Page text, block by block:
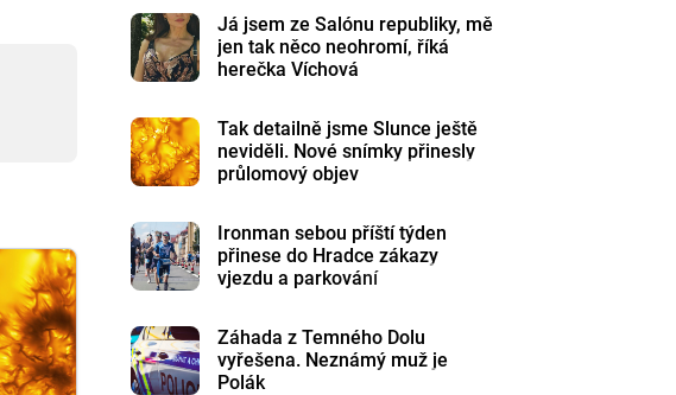
Já jsem ze Salónu republiky, mě
jen tak něco neohromí, říká
herečka Víchová
Tak detailně jsme Slunce ještě
neviděli. Nové snímky přinesly
průlomový objev
Ironman sebou příští týden
přinese do Hradce zákazy
vjezdu a parkování
Záhada z Temného Dolu
vyřešena. Neznámý muž je
Polák